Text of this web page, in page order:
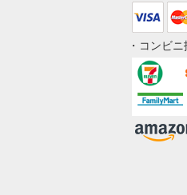
・コンビ